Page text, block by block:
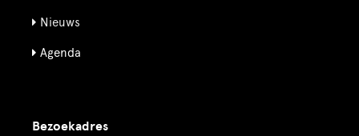
Nieuws
Agenda
Bezoekadres